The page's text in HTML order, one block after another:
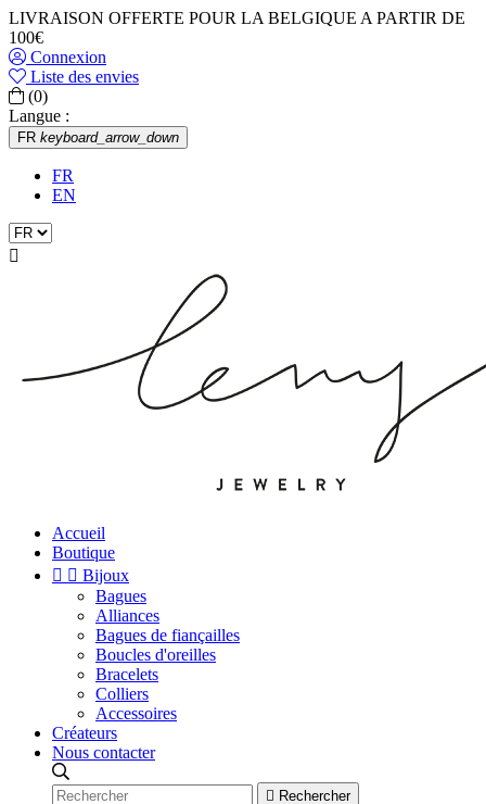
LIVRAISON OFFERTE POUR LA BELGIQUE A PARTIR DE
100€
Connexion
Liste des envies
(0)
Langue :
FR keyboard_arrow_down
FR
EN

Accueil
Boutique
  Bijoux
Bagues
Alliances
Bagues de fiançailles
Boucles d'oreilles
Bracelets
Colliers
Accessoires
Créateurs
Nous contacter
 Rechercher